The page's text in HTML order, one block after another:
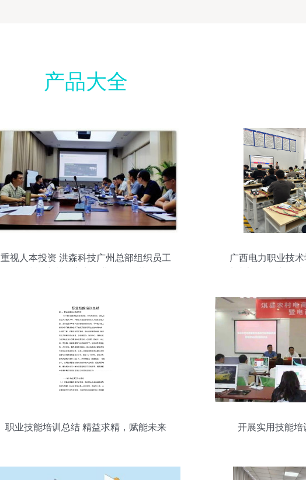
产品大全
重视人本投资 洪森科技广州总部组织员工
广西电力职业技
职业技能培训总结 精益求精，赋能未来 开展实用技能培